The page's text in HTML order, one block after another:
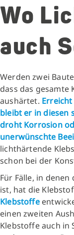
Wo
auch
Werden zwei
dass das
aushärtet.
bleibt er in diesen
droht Korrosion
unerwünschte
lichthärtende
schon bei der
Für Fälle, in
ist, hat die
Klebstoffe
einen zweiten
Klebstoffe auch in